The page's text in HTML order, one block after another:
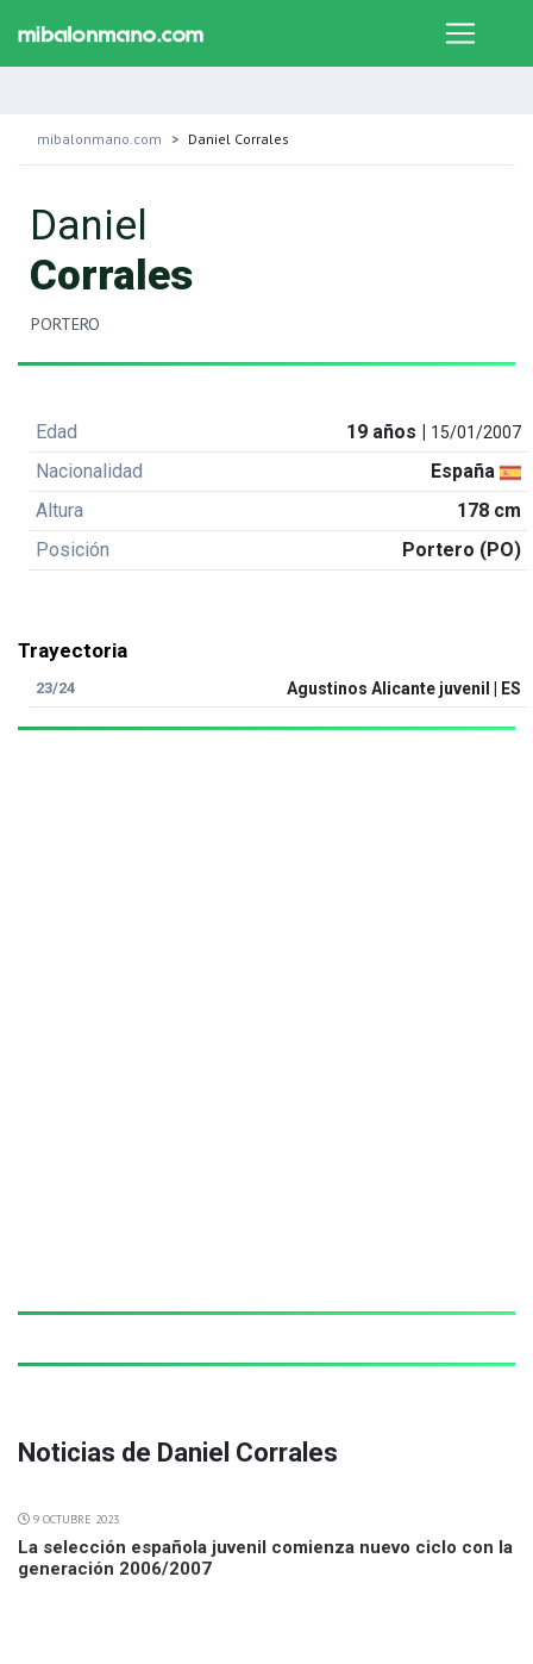
mibalonmano.com Daniel Corrales
Daniel
Corrales
PORTERO
Edad 19 años | 15/01/2007
Nacionalidad
España
Altura
178 cm
Posición
Portero (PO)
Trayectoria
23/24 Agustinos Alicante juvenil | ES
Noticias de Daniel Corrales
9 OCTUBRE 2023
La selección española juvenil comienza nuevo ciclo con la
generación 2006/2007